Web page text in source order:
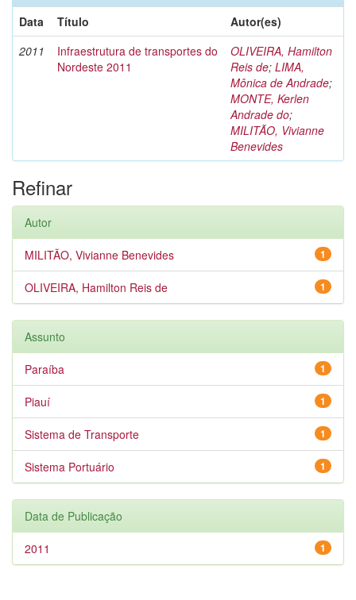
Data
Título
Autor(es)
2011
Infraestrutura de transportes do
Nordeste 2011
OLIVEIRA, Hamilton
Reis de; LIMA,
Mônica de Andrade;
MONTE, Kerlen
Andrade do;
MILITÃO, Vivianne
Benevides
Refinar
Autor
1
MILITÃO, Vivianne Benevides
1
OLIVEIRA, Hamilton Reis de
Assunto
1
Paraíba
1
Piauí
1
Sistema de Transporte
1
Sistema Portuário
Data de Publicação
1
2011